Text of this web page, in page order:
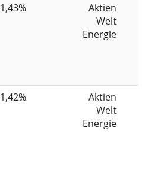
1,43%
Aktien
Welt
Energie
1,42%
Aktien
Welt
Energie